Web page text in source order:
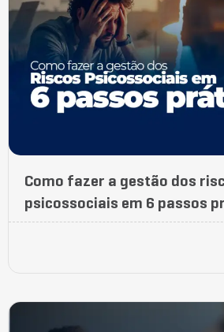
Como fazer a gestão dos
psicossociais em 6 passos